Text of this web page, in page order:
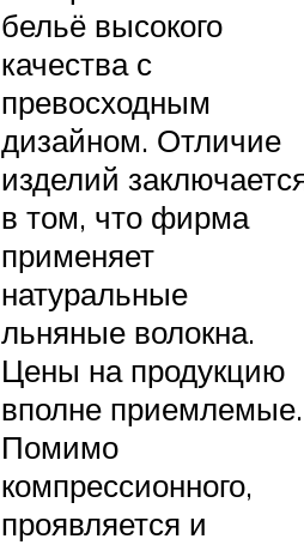
бельё высокого
качества с
превосходным
дизайном. Отличие
изделий
в том, что фирма
применяет
натуральные
льняные волокна.
Цены на продукцию
вполне приемлемые.
Помимо
компрессионного,
проявляется и